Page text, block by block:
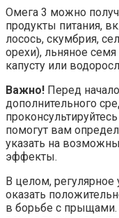
Омега 3 можно
продукты питания,
лосось, скумбрия,
орехи), льняное
капусту или
Важно! Перед
дополнительного
помогут вам
указать на
эффекты.
В целом,
оказать
в борьбе с